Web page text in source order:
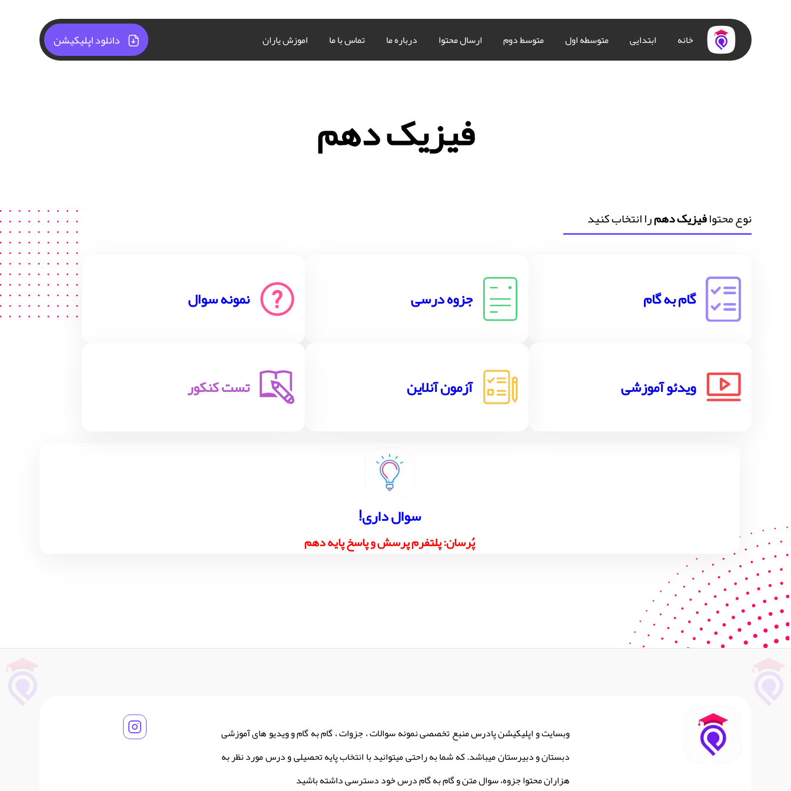
خانه ابتدایی متوسطه اول متوسط دوم ارسال محتوا درباره ما تماس با ما اموزش یاران دانلود اپلیکیشن
فیزیک دهم
نوع محتوافیزیک دهمرا انتخاب کنید
گام به گام جزوه درسی نمونه سوال
ویدئو آموزشی آزمون آنلاین تست کنکور
!سوال داری
پُرسان: پلتفرم پرسش و پاسخ پایه دهم
وبسایت و اپلیکیشن پادرس منبع تخصصی نمونه سوالات ، جزوات ، گام به گام و ویدیو های آموزشی
دبستان و دبیرستان میباشد. که شما به راحتی میتوانید با انتخاب پایه تحصیلی و درس مورد نظر به
هزاران محتوا جزوه، سوال متن و گام به گام درس خود دسترسی داشته باشید